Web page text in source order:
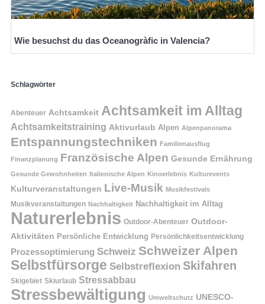
Wie besuchst du das Oceanogràfic in Valencia?
Schlagwörter
Abenteuer Achtsamkeit Achtsamkeit im Alltag
Achtsamkeitstraining Aktivurlaub Alpen Alpenpanorama
Entspannungstechniken Familienausflug
Finanzplanung Französische Alpen Gesunde Ernährung
Gesunde Gewohnheiten Italienische Alpen Kinoerlebnis Kulturevents
Kulturveranstaltungen Live-Musik Musikfestivals
Musikveranstaltungen Nachhaltigkeit Nachhaltigkeit im Alltag
Naturerlebnis Outdoor-Abenteuer Outdoor-
Aktivitäten Persönliche Entwicklung Persönlichkeitsentwicklung
Prozessoptimierung Schweiz Schweizer Alpen
Selbstfürsorge Selbstreflexion Skifahren
Skigebiet Skiurlaub Stressabbau
Stressbewältigung Umweltschutz UNESCO-